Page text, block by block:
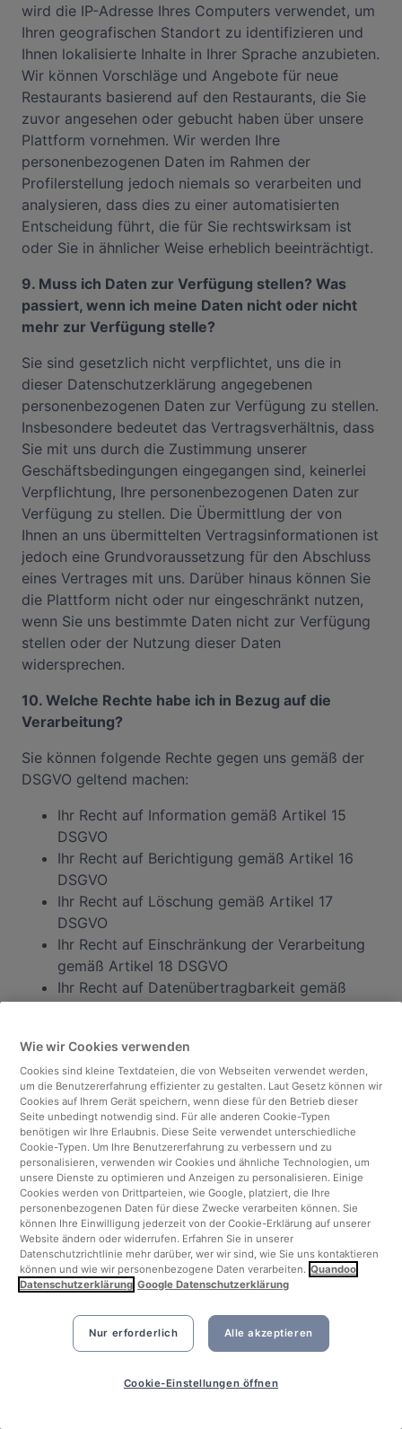
wird die IP-Adresse Ihres Computers verwendet, um
Ihren geografischen Standort zu identifizieren und
Ihnen lokalisierte Inhalte in Ihrer Sprache anzubieten.
Wir können Vorschläge und Angebote für neue
Restaurants basierend auf den Restaurants, die Sie
zuvor angesehen oder gebucht haben über unsere
Plattform vornehmen. Wir werden Ihre
personenbezogenen Daten im Rahmen der
Profilerstellung jedoch niemals so verarbeiten und
analysieren, dass dies zu einer automatisierten
Entscheidung führt, die für Sie rechtswirksam ist
oder Sie in ähnlicher Weise erheblich beeinträchtigt.
9. Muss ich Daten zur Verfügung stellen? Was
passiert, wenn ich meine Daten nicht oder nicht
mehr zur Verfügung stelle?
Sie sind gesetzlich nicht verpflichtet, uns die in
dieser Datenschutzerklärung angegebenen
personenbezogenen Daten zur Verfügung zu stellen.
Insbesondere bedeutet das Vertragsverhältnis, dass
Sie mit uns durch die Zustimmung unserer
Geschäftsbedingungen eingegangen sind, keinerlei
Verpflichtung, Ihre personenbezogenen Daten zur
Verfügung zu stellen. Die Übermittlung der von
Ihnen an uns übermittelten Vertragsinformationen ist
jedoch eine Grundvoraussetzung für den Abschluss
eines Vertrages mit uns. Darüber hinaus können Sie
die Plattform nicht oder nur eingeschränkt nutzen,
wenn Sie uns bestimmte Daten nicht zur Verfügung
stellen oder der Nutzung dieser Daten
widersprechen.
10. Welche Rechte habe ich in Bezug auf die
Verarbeitung?
Sie können folgende Rechte gegen uns gemäß der
DSGVO geltend machen:
Ihr Recht auf Information gemäß Artikel 15
DSGVO
Ihr Recht auf Berichtigung gemäß Artikel 16
DSGVO
Ihr Recht auf Löschung gemäß Artikel 17
DSGVO
Ihr Recht auf Einschränkung der Verarbeitung
gemäß Artikel 18 DSGVO
Ihr Recht auf Datenübertragbarkeit gemäß
DSGVO
Darüber hinaus haben Sie ein Einspruchsrecht bei
der zuständigen Datenschutzaufsichtsbehörde (Art.
77 DSGVO in Verbindung mit § 19 BDSG).
Sie können Ihre Einwilligung in die Verarbeitung Ihrer
personenbezogenen Daten jederzeit widerrufen.
Dies gilt auch für den Widerruf von
Einwilligungserklärungen, die uns vor der Geltung
der DSGVO, d. H. vor dem 25. Mai 2018, erteilt
wurden. Der Widerruf ist jedoch nur für die Zukunft
wirksam. Verarbeitung, die vor dem Widerruf
stattgefunden hat, ist davon nicht betroffen.
11. Wie beantrage ich die Löschung meiner Daten?
Sende eine Email an dataprotection@quandoo.com
Wie wir Cookies verwenden
Cookies sind kleine Textdateien, die von Webseiten verwendet werden,
um die Benutzererfahrung effizienter zu gestalten. Laut Gesetz können wir
Cookies auf Ihrem Gerät speichern, wenn diese für den Betrieb dieser
Seite unbedingt notwendig sind. Für alle anderen Cookie-Typen
benötigen wir Ihre Erlaubnis. Diese Seite verwendet unterschiedliche
Cookie-Typen. Um Ihre Benutzererfahrung zu verbessern und zu
personalisieren, verwenden wir Cookies und ähnliche Technologien, um
unsere Dienste zu optimieren und Anzeigen zu personalisieren. Einige
Cookies werden von Drittparteien, wie Google, platziert, die Ihre
personenbezogenen Daten für diese Zwecke verarbeiten können. Sie
können Ihre Einwilligung jederzeit von der Cookie-Erklärung auf unserer
Website ändern oder widerrufen. Erfahren Sie in unserer
Datenschutzrichtlinie mehr darüber, wer wir sind, wie Sie uns kontaktieren
können und wie wir personenbezogene Daten verarbeiten. Quandoo
Datenschutzerklärung Google Datenschutzerklärung
Nur erforderlich Alle akzeptieren
Cookie-Einstellungen öffnen